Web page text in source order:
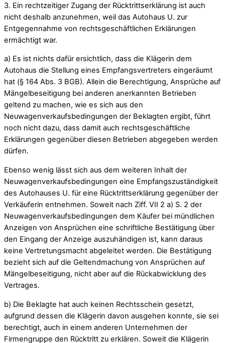
3. Ein rechtzeitiger Zugang der Rücktrittserklärung ist auch
nicht deshalb anzunehmen, weil das Autohaus U. zur
Entgegennahme von rechtsgeschäftlichen Erklärungen
ermächtigt war.
a) Es ist nichts dafür ersichtlich, dass die Klägerin dem
Autohaus die Stellung eines Empfangsvertreters eingeräumt
hat (§ 164 Abs. 3 BGB). Allein die Berechtigung, Ansprüche auf
Mängelbeseitigung bei anderen anerkannten Betrieben
geltend zu machen, wie es sich aus den
Neuwagenverkaufsbedingungen der Beklagten ergibt, führt
noch nicht dazu, dass damit auch rechtsgeschäftliche
Erklärungen gegenüber diesen Betrieben abgegeben werden
dürfen.
Ebenso wenig lässt sich aus dem weiteren Inhalt der
Neuwagenverkaufsbedingungen eine Empfangszuständigkeit
des Autohauses U. für eine Rücktrittserklärung gegenüber der
Verkäuferin entnehmen. Soweit nach Ziff. VII 2 a) S. 2 der
Neuwagenverkaufsbedingungen dem Käufer bei mündlichen
Anzeigen von Ansprüchen eine schriftliche Bestätigung über
den Eingang der Anzeige auszuhändigen ist, kann daraus
keine Vertretungsmacht abgeleitet werden. Die Bestätigung
bezieht sich auf die Geltendmachung von Ansprüchen auf
Mängelbeseitigung, nicht aber auf die Rückabwicklung des
Vertrages.
b) Die Beklagte hat auch keinen Rechtsschein gesetzt,
aufgrund dessen die Klägerin davon ausgehen konnte, sie sei
berechtigt, auch in einem anderen Unternehmen der
Firmengruppe den Rücktritt zu erklären. Soweit die Klägerin